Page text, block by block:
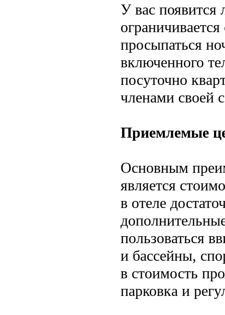
У вас появится
просыпаться
включенного
посуточно
членами своей
Приемлемые
Основным
является
в отеле
пользоваться
и бассейны,
в стоимость
парковка и